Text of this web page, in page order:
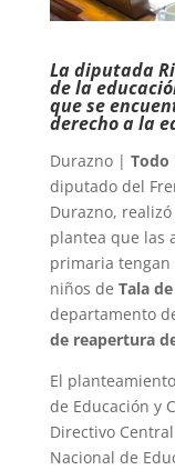
La diputada
de la
que se
derecho a la
Durazno | Todo
diputado del
Durazno,
plantea que las
primaria tengan
niños de Tala
departamento
de reapertura
El
de Educación y
Directivo
Nacional de